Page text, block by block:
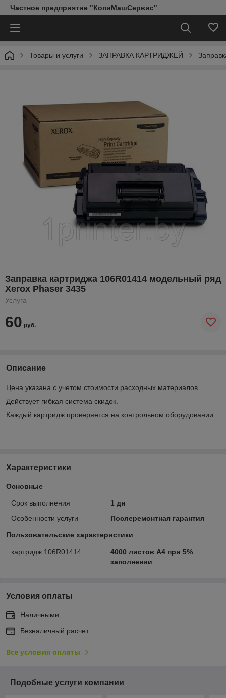
Частное предприятие "КопиМашСервис"
Товары и услуги ЗАПРАВКА КАРТРИДЖЕЙ
Заправка картриджа 106R01414 модельный ряд
Xerox Phaser 3435
Услуга
60 руб.
Описание
Цена указана с учетом стоимости расходных материалов.
Действует гибкая система скидок.
Каждый картридж проверяется на контрольном оборудовании.
Характеристики
Основные
Срок выполнения
1 дн
Особенности услуги
Послеремонтная гарантия
Пользовательские характеристики
картридж 106R01414
4000 листов А4 при 5%
заполнении
Условия оплаты
Наличными
Безналичный расчет
Все условия оплаты
Подобные услуги компании